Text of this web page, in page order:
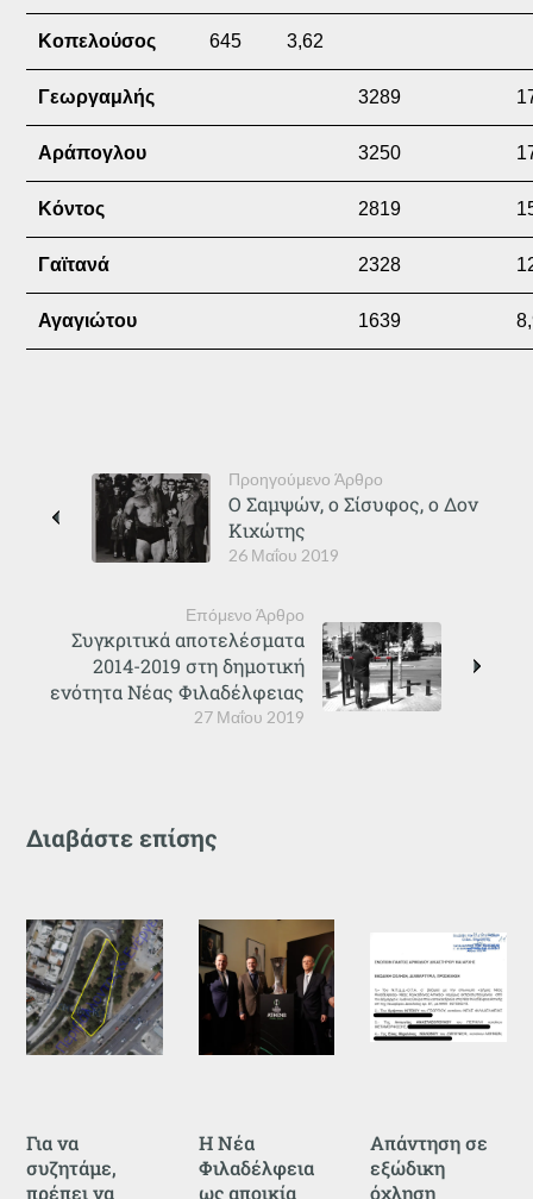
Κοπελούσος 645 3,62
Γεωργαμλής 3289
Αράπογλου 3250
Κόντος 2819
Γαϊτανά 2328
Αγαγιώτου 1639
Προηγούμενο Άρθρο
26 Μαΐου 2019
Ο Σαμψών, ο Σίσυφος, ο Δον
Κιχώτης
Επόμενο Άρθρο
27 Μαΐου 2019
Συγκριτικά αποτελέσματα
2014-2019 στη δημοτική
ενότητα Νέας Φιλαδέλφειας
Διαβάστε επίσης
Για να
συζητάμε,
πρέπει να
Η Νέα
Φιλαδέλφεια
ως αποικία
Απάντηση σε
εξώδικη
όχληση